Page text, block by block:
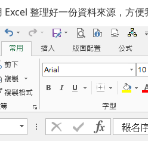
Excel 整理好一份資料來源，方便